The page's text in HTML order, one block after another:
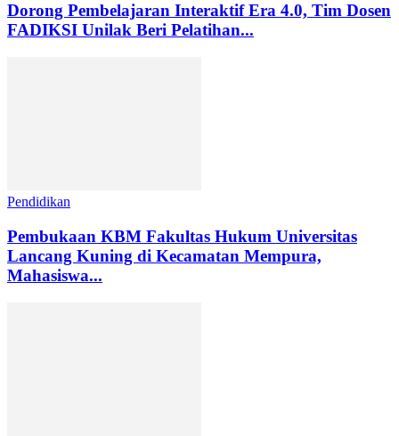
Dorong Pembelajaran Interaktif Era 4.0, Tim Dosen
FADIKSI Unilak Beri Pelatihan...
Pendidikan
Pembukaan KBM Fakultas Hukum Universitas
Lancang Kuning di Kecamatan Mempura,
Mahasiswa...